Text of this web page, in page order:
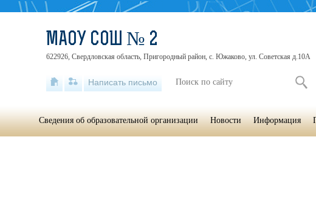
МАОУ СОШ № 2
622926, Свердловская область, Пригородный район, с. Южаково, ул. Советская д.10А
Написать письмо
Сведения об образовательной организации Новости Информация